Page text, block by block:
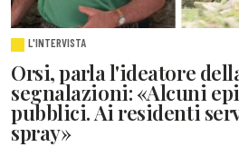
L'INTERVISTA
Orsi, parla l'ideatore
segnalazioni: «Alcuni
pubblici. Ai residenti
spray»